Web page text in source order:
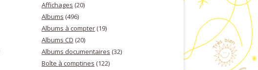
Affichages (20)
Albums (496)
Albums à compter (19)
Albums CD (20)
Albums documentaires (32)
Boîte à comptines (122)